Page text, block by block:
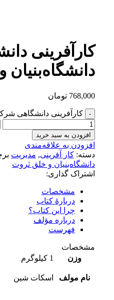
کارآفرینی
768,000 تومان
کارآفرینی دانشگاهی
افزودن به سبد خرید
افزودن به علاقه‌مندی
دسته: کار آفرینی, مدیریت
دانشگاه‌‌بنیان و خلق ثروت
اشتراک گذاری:
مشخصات
دربارهٔ کتاب
چرا این کتاب؟
درباره مؤلف
فهرست
مشخصات
وزن
1 کیلوگرم
نام مولف اسکات شین